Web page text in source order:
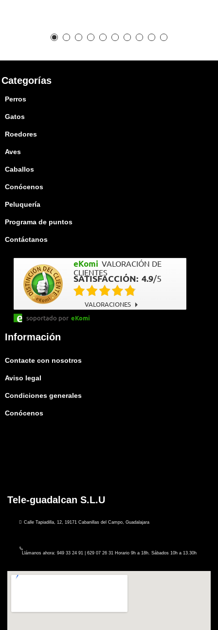
Categorías
Perros
Gatos
Roedores
Aves
Caballos
Conócenos
Peluquería
Programa de puntos
Contáctanos
eKomi VALORACIÓN DE
CLIENTES
SATISFACCIÓN: 4.9/5
VALORACIONES
soportado por eKomi
Información
Contacte con nosotros
Aviso legal
Condiciones generales
Conócenos
Tele-guadalcan S.L.U
Calle Tapiadilla, 12, 19171 Cabanillas del Campo, Guadalajara
Llámanos ahora: 949 33 24 91 | 629 07 26 31 Horario 9h a 18h. Sábados 10h a 13.30h